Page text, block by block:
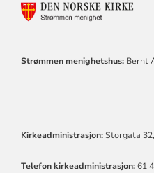
Strømmen menighetshus:Bernt
Kirkeadministrasjon:Storgata
Telefon kirkeadministrasjon:61